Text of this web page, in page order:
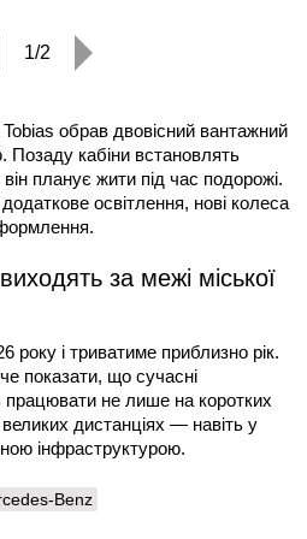
1/2
обрав двовісний вантажний
Позаду кабіни встановлять
планує жити під час подорожі.
освітлення, нові колеса
за межі міської
року і триватиме приблизно рік.
показати, що сучасні
працювати не лише на коротких
дистанціях — навіть у
інфраструктурою.
Benz